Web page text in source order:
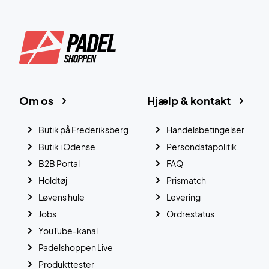
Hjælp & kontakt
Handelsbetingelser
Persondatapolitik
FAQ
Prismatch
Levering
Ordrestatus
Om os
Butik på Frederiksberg
Butik i Odense
B2B Portal
Holdtøj
Løvens hule
Jobs
YouTube-kanal
Padelshoppen Live
Produkttester